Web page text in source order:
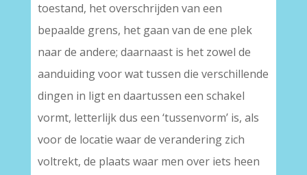
toestand, het overschrijden van een
bepaalde grens, het gaan van de ene plek
naar de andere; daarnaast is het zowel de
aanduiding voor wat tussen die verschillende
dingen in ligt en daartussen een schakel
vormt, letterlijk dus een ‘tussenvorm’ is, als
voor de locatie waar de verandering zich
voltrekt, de plaats waar men over iets heen